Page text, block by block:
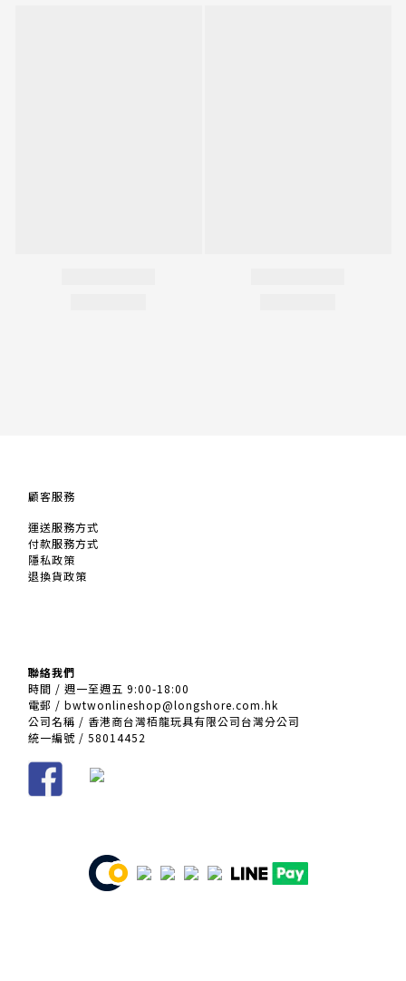
顧客服務
運送服務方式
付款服務方式
隱私政策
退換貨政策
聯絡我們
時間 / 週一至週五 9:00-18:00
電郵 / bwtwonlineshop@longshore.com.hk
公司名稱 / 香港商台灣栢龍玩具有限公司台灣分公司
統一編號 / 58014452